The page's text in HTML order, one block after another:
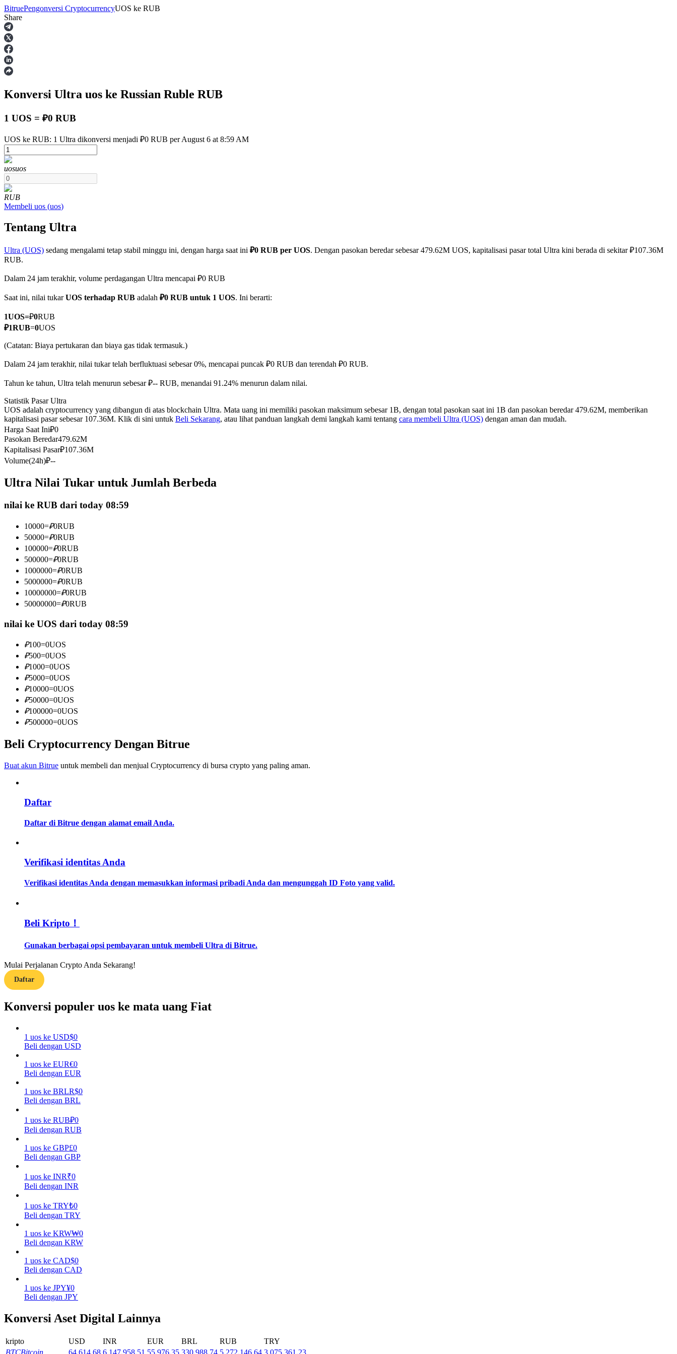
Berjangka
Kontrak berjangka menggunakan USDT sebagai jaminannya
TradFi
Derivatif saham, forex, logam mulia, dan komoditas
USDC Berjangka
Kontrak berjangka menggunakan USDC sebagai jaminannya
Copy Trading
Bergabunglah dengan pedagang top
Menjadi Pedagang Salinan
Nikmati pembagian keuntungan dan komisi copy trading
Informasi
Analisis data besar termasuk info perdagangan, dll.
Memandu
Panduan Pemula Berjangka
Strategi perdagangan
Pelajari cara untuk tetap menghasilkan keuntungan
Menghasilkan
Dapatkan imbalan kompetitif setiap hari
BitruePengonversi CryptocurrencyUOS ke RUB
Share
Konversi Ultra uos ke Russian Ruble RUB
1 UOS = ₽0 RUB
UOS ke RUB: 1 Ultra dikonversi menjadi ₽0 RUB per August 6 at 8:59 AM
uosuos
RUB
Membeli uos (uos)
Tentang Ultra
Ultra (UOS) sedang mengalami tetap stabil minggu ini, dengan harga saat ini ₽0 RUB per UOS. Dengan pasokan beredar sebesar 479.62M UOS, kapitalisasi pasar total Ultra kini berada di sekitar ₽107.36M
RUB.
Dalam 24 jam terakhir, volume perdagangan Ultra mencapai ₽0 RUB
Saat ini, nilai tukarUOS terhadap RUB adalah ₽0 RUB untuk 1 UOS. Ini berarti:
1UOS=₽0RUB
₽1RUB=0UOS
(Catatan: Biaya pertukaran dan biaya gas tidak termasuk.)
Dalam 24 jam terakhir, nilai tukar telah berfluktuasi sebesar 0%, mencapai puncak ₽0 RUB dan terendah ₽0 RUB.
Tahun ke tahun, Ultra telah menurun sebesar ₽-- RUB, menandai 91.24% menurun dalam nilai.
Statistik Pasar Ultra
UOS adalah cryptocurrency yang dibangun di atas blockchain Ultra. Mata uang ini memiliki pasokan maksimum sebesar 1B, dengan total pasokan saat ini 1B dan pasokan beredar 479.62M, memberikan
kapitalisasi pasar sebesar 107.36M. Klik di sini untuk Beli Sekarang, atau lihat panduan langkah demi langkah kami tentang cara membeli Ultra (UOS) dengan aman dan mudah.
Harga Saat Ini₽0
Pasokan Beredar479.62M
Kapitalisasi Pasar₽107.36M
Volume(24h)₽--
Ultra Nilai Tukar untuk Jumlah Berbeda
nilai ke RUB dari today 08:59
10000=₽0RUB
50000=₽0RUB
100000=₽0RUB
500000=₽0RUB
1000000=₽0RUB
5000000=₽0RUB
10000000=₽0RUB
50000000=₽0RUB
nilai ke UOS dari today 08:59
₽100=0UOS
₽500=0UOS
₽1000=0UOS
₽5000=0UOS
₽10000=0UOS
₽50000=0UOS
₽100000=0UOS
₽500000=0UOS
Beli Cryptocurrency Dengan Bitrue
Buat akun Bitrue untuk membeli dan menjual Cryptocurrency di bursa crypto yang paling aman.
Daftar
Daftar di Bitrue dengan alamat email Anda.
Verifikasi identitas Anda
Verifikasi identitas Anda dengan memasukkan informasi pribadi Anda dan mengunggah ID Foto yang valid.
Beli Kripto！
Gunakan berbagai opsi pembayaran untuk membeli Ultra di Bitrue.
Mulai Perjalanan Crypto Anda Sekarang!
Daftar
Konversi populer uos ke mata uang Fiat
1 uos ke USD$0
Beli dengan USD
1 uos ke EUR€0
Beli dengan EUR
1 uos ke BRLR$0
Beli dengan BRL
1 uos ke RUB₽0
Beli dengan RUB
1 uos ke GBP£0
Beli dengan GBP
1 uos ke INR₹0
Beli dengan INR
1 uos ke TRY₺0
Beli dengan TRY
1 uos ke KRW₩0
Beli dengan KRW
1 uos ke CAD$0
Beli dengan CAD
1 uos ke JPY¥0
Beli dengan JPY
Konversi Aset Digital Lainnya
kripto USD INR EUR BRL RUB
TRY
BTCBitcoin 64,614.68 6,147,958.51 55,976.35 330,988.74 5,272,146.64 3,075,361.23